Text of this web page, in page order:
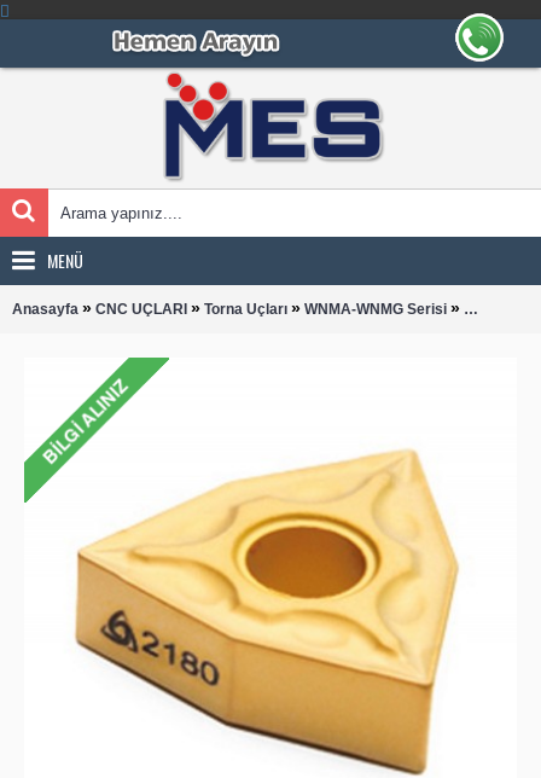
MENÜ
Anasayfa » CNC UÇLARI » Torna Uçları » WNMA-WNMG Serisi » WNMG